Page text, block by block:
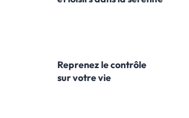
Reprenez le contrôle
sur votre vie